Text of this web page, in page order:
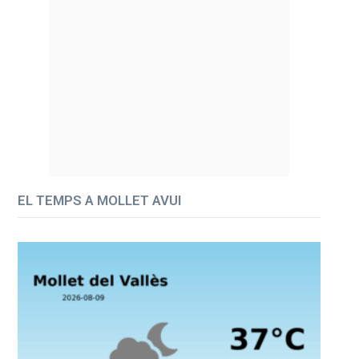
EL TEMPS A MOLLET AVUI